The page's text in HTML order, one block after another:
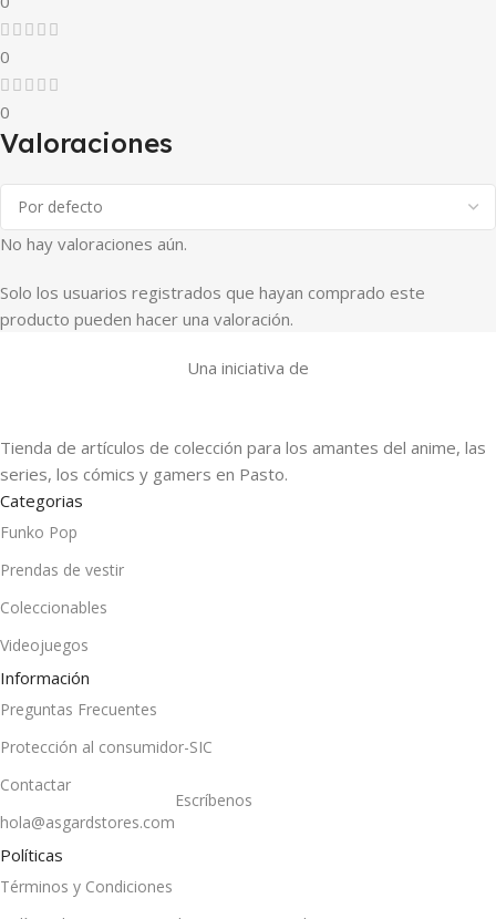
0
0
Valoraciones
No hay valoraciones aún.
Solo los usuarios registrados que hayan comprado este
producto pueden hacer una valoración.
Una iniciativa de
Tienda de artículos de colección para los amantes del anime, las
series, los cómics y gamers en Pasto.
Categorias
Funko Pop
Prendas de vestir
Coleccionables
Videojuegos
Información
Preguntas Frecuentes
Protección al consumidor-SIC
Contactar
hola@asgardstores.com
Escríbenos
Políticas
Términos y Condiciones